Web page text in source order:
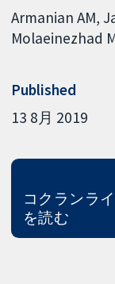
Armanian AM
Molaeinezhad
Published
13 8月 2019
コクランラ
を読む